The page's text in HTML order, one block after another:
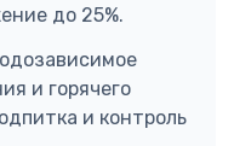
до 25%.
и горячего
и контроль